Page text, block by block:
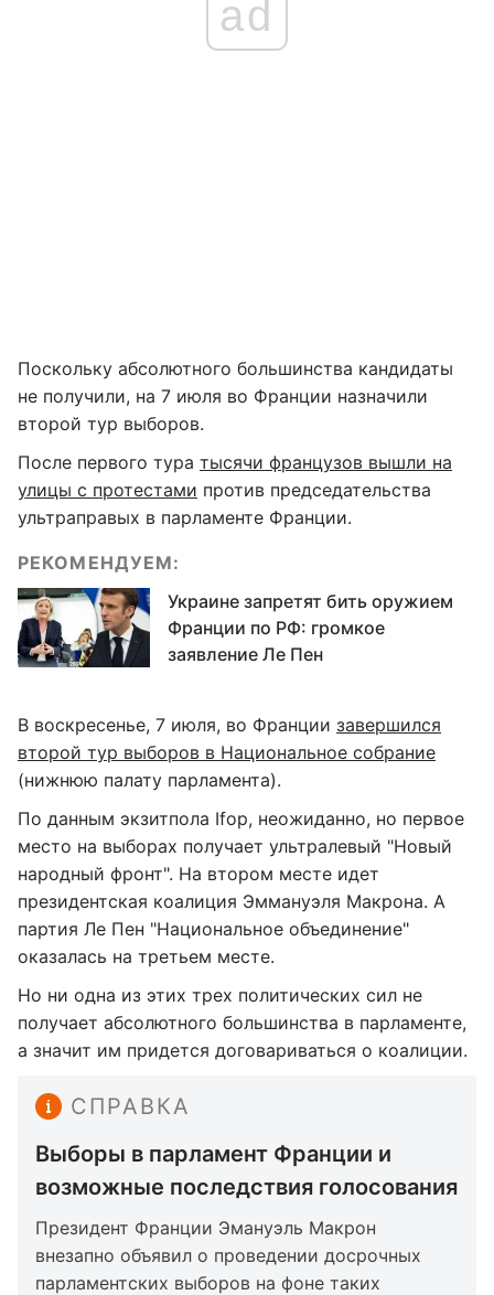
ad
Поскольку абсолютного большинства кандидаты
не получили, на 7 июля во Франции назначили
второй тур выборов.
После первого тура тысячи французов вышли на
улицы с протестами против председательства
ультраправых в парламенте Франции.
РЕКОМЕНДУЕМ:
Украине запретят бить оружием
Франции по РФ: громкое
заявление Ле Пен
В воскресенье, 7 июля, во Франции завершился
второй тур выборов в Национальное собрание
(нижнюю палату парламента).
По данным экзитпола Ifop, неожиданно, но первое
место на выборах получает ультралевый "Новый
народный фронт". На втором месте идет
президентская коалиция Эммануэля Макрона. А
партия Ле Пен "Национальное объединение"
оказалась на третьем месте.
Но ни одна из этих трех политических сил не
получает абсолютного большинства в парламенте,
а значит им придется договариваться о коалиции.
СПРАВКА
Выборы в парламент Франции и
возможные последствия голосования
Президент Франции Эмануэль Макрон
внезапно объявил о проведении досрочных
парламентских выборов на фоне таких